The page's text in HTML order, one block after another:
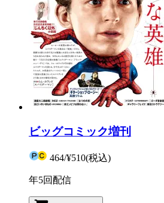
ビッグコミック増刊
464/¥510(税込)
年5回配信